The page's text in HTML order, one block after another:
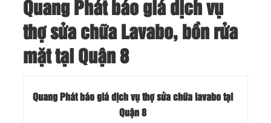
Quang Phát báo giá dịch vụ
thợ sửa chữa Lavabo, bồn rửa
mặt tại Quận 8
Quang Phát báo giá dịch vụ thợ sửa chữa lavabo tại
Quận 8